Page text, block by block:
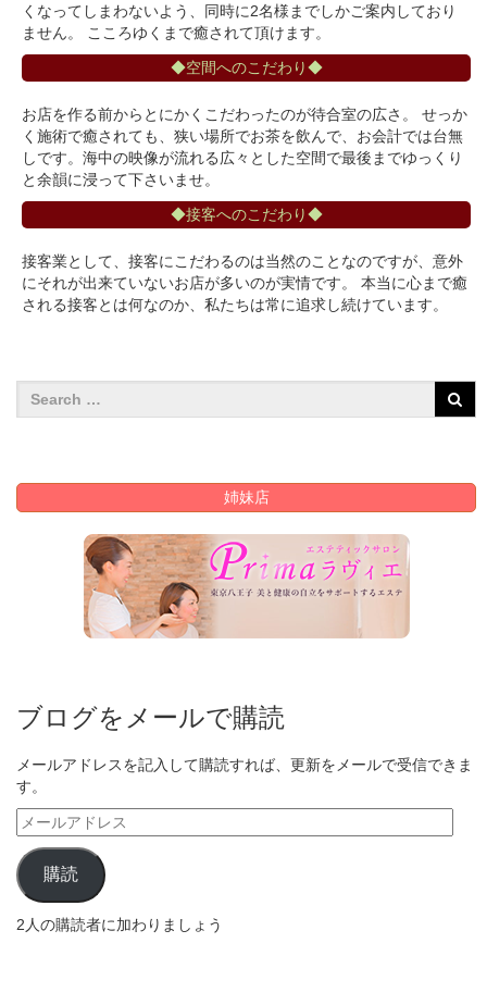
くなってしまわないよう、同時に2名様までしかご案内しており
ません。 こころゆくまで癒されて頂けます。
◆空間へのこだわり◆
お店を作る前からとにかくこだわったのが待合室の広さ。 せっか
く施術で癒されても、狭い場所でお茶を飲んで、お会計では台無
しです。海中の映像が流れる広々とした空間で最後までゆっくり
と余韻に浸って下さいませ。
◆接客へのこだわり◆
接客業として、接客にこだわるのは当然のことなのですが、意外
にそれが出来ていないお店が多いのが実情です。 本当に心まで癒
される接客とは何なのか、私たちは常に追求し続けています。
姉妹店
ブログをメールで購読
メールアドレスを記入して購読すれば、更新をメールで受信できま
す。
メ
ー
ル
ア
ド
レ
購読
2人の購読者に加わりましょう